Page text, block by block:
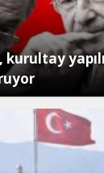
kurultay